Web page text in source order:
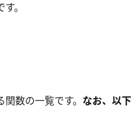
。
数の一覧です。 なお、以